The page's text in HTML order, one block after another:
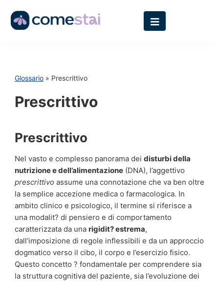
Glossario » Prescrittivo
Prescrittivo
Prescrittivo
Nel vasto e complesso panorama dei disturbi della
nutrizione e dell’alimentazione (DNA), l’aggettivo
prescrittivo assume una connotazione che va ben oltre
la semplice accezione medica o farmacologica. In
ambito clinico e psicologico, il termine si riferisce a
una modalit? di pensiero e di comportamento
caratterizzata da una rigidit? estrema,
dall’imposizione di regole inflessibili e da un approccio
dogmatico verso il cibo, il corpo e l’esercizio fisico.
Questo concetto ? fondamentale per comprendere sia
la struttura cognitiva del paziente, sia l’evoluzione dei